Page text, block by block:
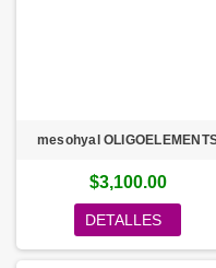
mesohyal
$3,100.00
DETALLES